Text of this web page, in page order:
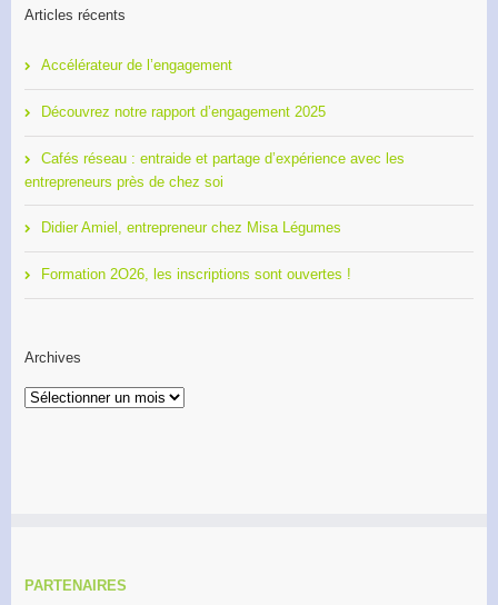
Articles récents
Accélérateur de l’engagement
Découvrez notre rapport d’engagement 2025
Cafés réseau : entraide et partage d’expérience avec les
entrepreneurs près de chez soi
Didier Amiel, entrepreneur chez Misa Légumes
Formation 2O26, les inscriptions sont ouvertes !
Archives
Archives
PARTENAIRES